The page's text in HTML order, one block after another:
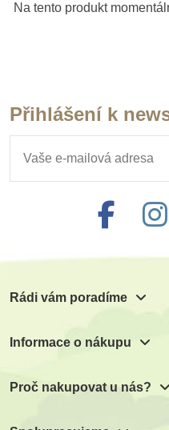
Na tento produkt
Přihlášení k
Rádi vám poradíme
Informace o nákupu
Proč nakupovat u nás?